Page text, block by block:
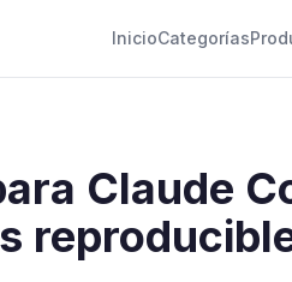
InicioCategorías
Claude